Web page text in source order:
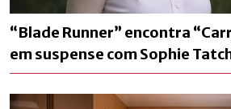
“Blade Runner” encontra
em suspense com Sophie